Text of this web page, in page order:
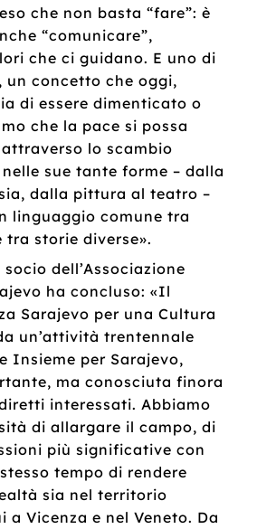
che non basta “fare”: è
“comunicare”,
che ci guidano. E uno di
un concetto che oggi,
di essere dimenticato o
che la pace si possa
lo scambio
sue tante forme – dalla
dalla pittura al teatro –
linguaggio comune tra
storie diverse».
socio dell’Associazione
ha concluso: «Il
Sarajevo per una Cultura
un’attività trentennale
Insieme per Sarajevo,
ma conosciuta finora
interessati. Abbiamo
di allargare il campo, di
più significative con
tempo di rendere
sia nel territorio
a Vicenza e nel Veneto. Da